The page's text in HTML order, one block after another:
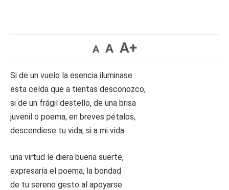
A A A+
Si de un vuelo la esencia iluminase
esta celda que a tientas desconozco,
si de un frágil destello, de una brisa
juvenil o poema, en breves pétalos,
descendiese tu vida; si a mi vida
una virtud le diera buena suerte,
expresaría el poema, la bondad
de tu sereno gesto al apoyarse